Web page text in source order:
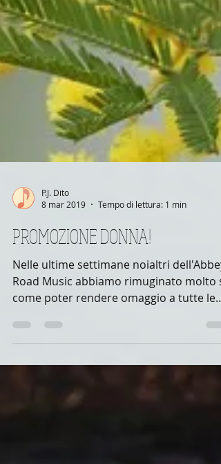
P.J. Dito
8 mar 2019
Tempo di lettura: 1 min
PROMOZIONE DONNA!
Road Music abbiamo rimuginato molto
donne della...